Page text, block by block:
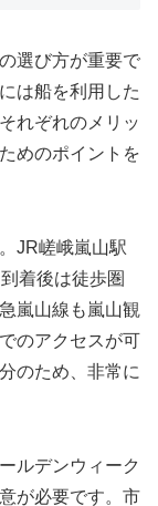
選び方が重要で
は船を利用した
れぞれのメリッ
めのポイントを
JR嵯峨嵐山駅
着後は徒歩圏
嵐山線も嵐山観
のアクセスが可
のため、非常に
ルデンウィーク
が必要です。市